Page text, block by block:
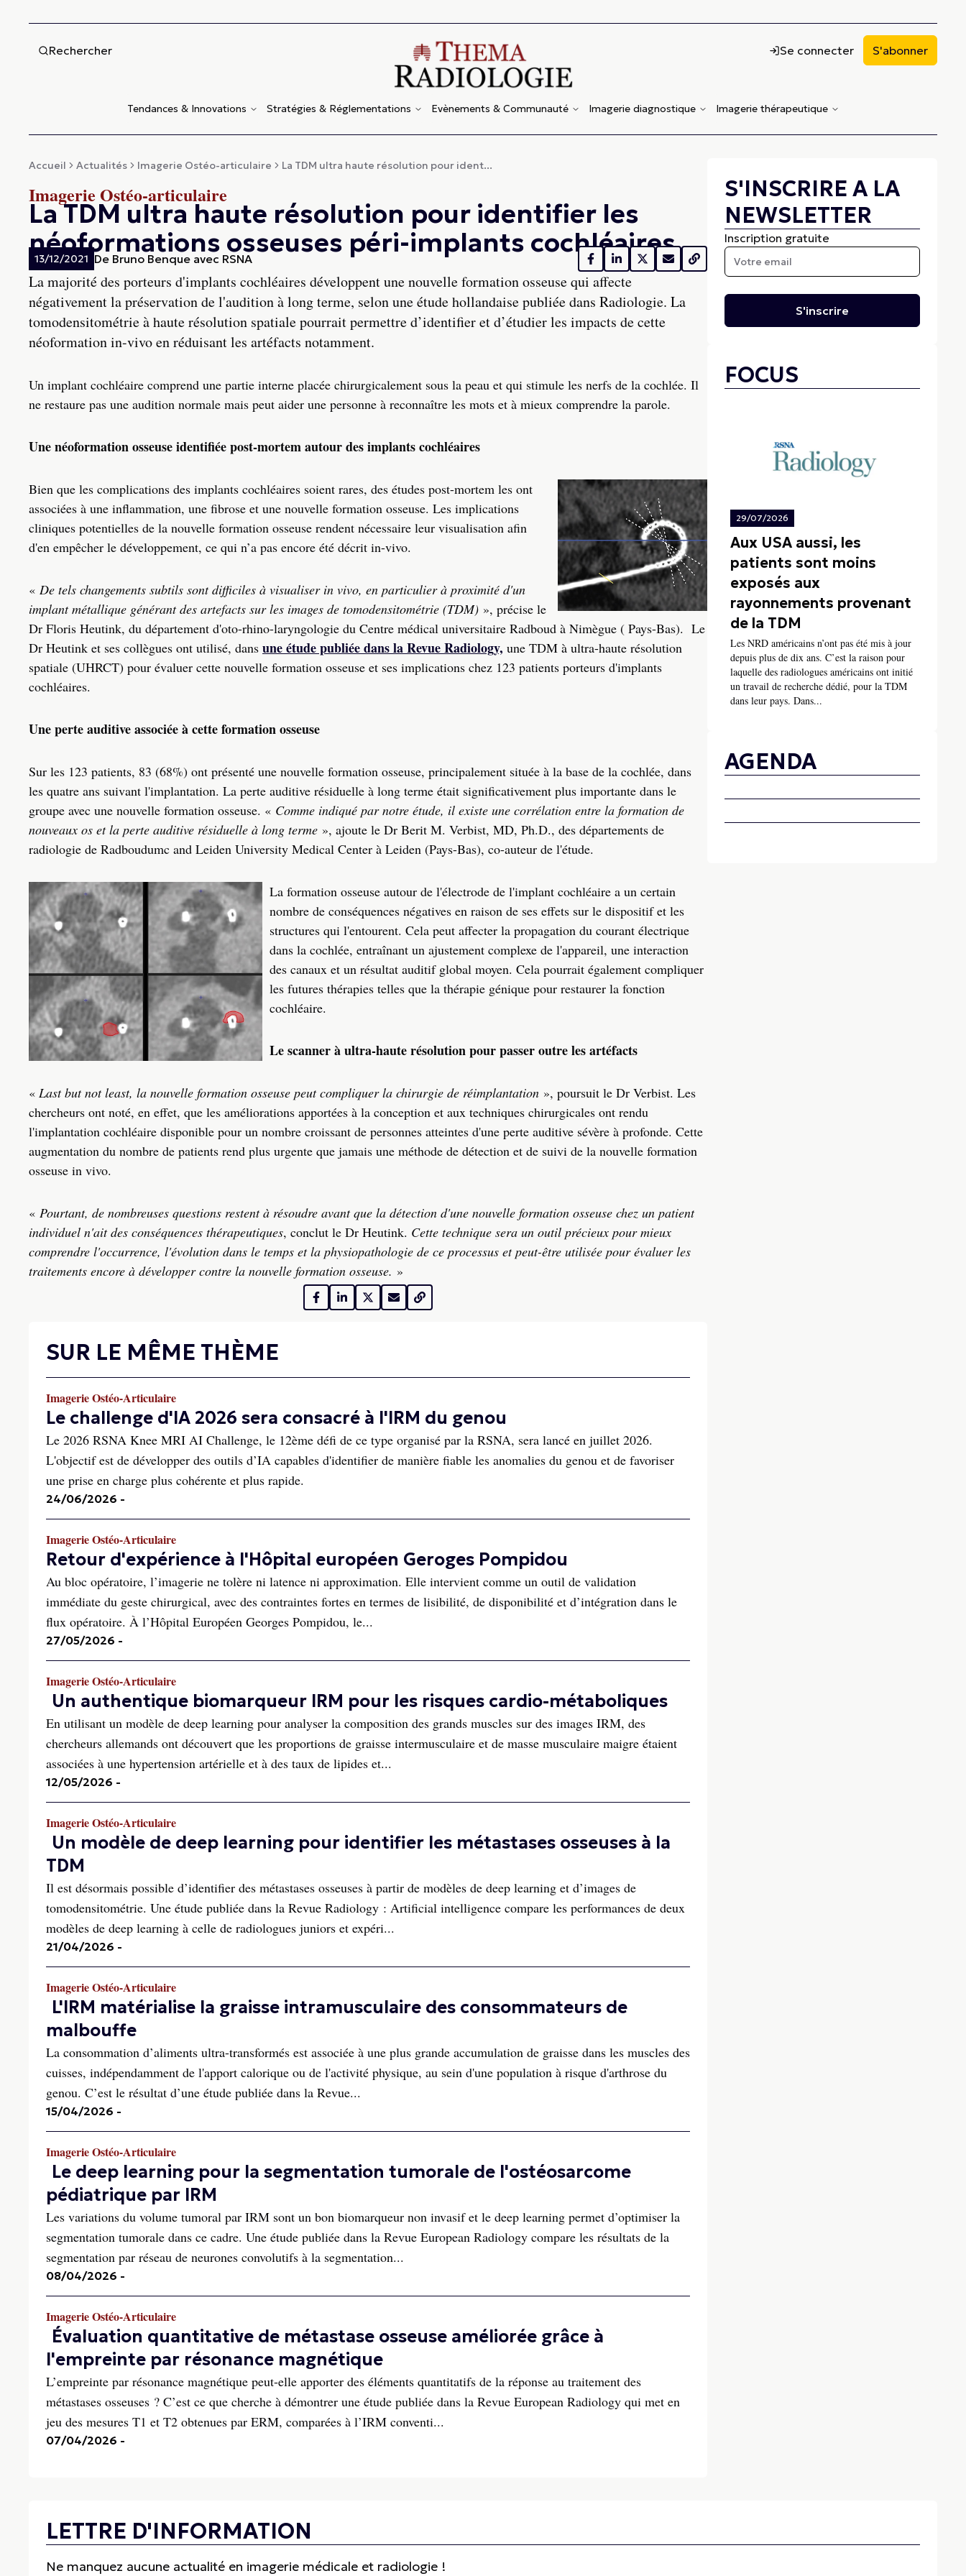
Rechercher Se connecter S'abonner
Tendances & Innovations Stratégies & Réglementations Evènements & Communauté Imagerie diagnostique Imagerie thérapeutique
Accueil Actualités Imagerie Ostéo-articulaire La TDM ultra haute résolution pour ident...
Imagerie Ostéo-articulaire
La TDM ultra haute résolution pour identifier les
néoformations osseuses péri-implants cochléaires
13/12/2021 De Bruno Benque avec RSNA
La majorité des porteurs d'implants cochléaires développent une nouvelle formation osseuse qui affecte
négativement la préservation de l'audition à long terme, selon une étude hollandaise publiée dans Radiologie. La
tomodensitométrie à haute résolution spatiale pourrait permettre d’identifier et d’étudier les impacts de cette
néoformation in-vivo en réduisant les artéfacts notamment.
Un implant cochléaire comprend une partie interne placée chirurgicalement sous la peau et qui stimule les nerfs de la cochlée. Il
ne restaure pas une audition normale mais peut aider une personne à reconnaître les mots et à mieux comprendre la parole.
Une néoformation osseuse identifiée post-mortem autour des implants cochléaires
Bien que les complications des implants cochléaires soient rares, des études post-mortem les ont
associées à une inflammation, une fibrose et une nouvelle formation osseuse. Les implications
cliniques potentielles de la nouvelle formation osseuse rendent nécessaire leur visualisation afin
d'en empêcher le développement, ce qui n’a pas encore été décrit in-vivo.
« De tels changements subtils sont difficiles à visualiser in vivo, en particulier à proximité d'un
implant métallique générant des artefacts sur les images de tomodensitométrie (TDM) », précise le
Dr Floris Heutink, du département d'oto-rhino-laryngologie du Centre médical universitaire Radboud à Nimègue ( Pays-Bas). Le
Dr Heutink et ses collègues ont utilisé, dans une étude publiée dans la Revue Radiology, une TDM à ultra-haute résolution
spatiale (UHRCT) pour évaluer cette nouvelle formation osseuse et ses implications chez 123 patients porteurs d'implants
cochléaires.
Une perte auditive associée à cette formation osseuse
Sur les 123 patients, 83 (68%) ont présenté une nouvelle formation osseuse, principalement située à la base de la cochlée, dans
les quatre ans suivant l'implantation. La perte auditive résiduelle à long terme était significativement plus importante dans le
groupe avec une nouvelle formation osseuse. « Comme indiqué par notre étude, il existe une corrélation entre la formation de
nouveaux os et la perte auditive résiduelle à long terme », ajoute le Dr Berit M. Verbist, MD, Ph.D., des départements de
radiologie de Radboudumc and Leiden University Medical Center à Leiden (Pays-Bas), co-auteur de l'étude.
La formation osseuse autour de l'électrode de l'implant cochléaire a un certain
nombre de conséquences négatives en raison de ses effets sur le dispositif et les
structures qui l'entourent. Cela peut affecter la propagation du courant électrique
dans la cochlée, entraînant un ajustement complexe de l'appareil, une interaction
des canaux et un résultat auditif global moyen. Cela pourrait également compliquer
les futures thérapies telles que la thérapie génique pour restaurer la fonction
cochléaire.
Le scanner à ultra-haute résolution pour passer outre les artéfacts
« Last but not least, la nouvelle formation osseuse peut compliquer la chirurgie de réimplantation », poursuit le Dr Verbist. Les
chercheurs ont noté, en effet, que les améliorations apportées à la conception et aux techniques chirurgicales ont rendu
l'implantation cochléaire disponible pour un nombre croissant de personnes atteintes d'une perte auditive sévère à profonde. Cette
augmentation du nombre de patients rend plus urgente que jamais une méthode de détection et de suivi de la nouvelle formation
osseuse in vivo.
« Pourtant, de nombreuses questions restent à résoudre avant que la détection d'une nouvelle formation osseuse chez un patient
individuel n'ait des conséquences thérapeutiques, conclut le Dr Heutink. Cette technique sera un outil précieux pour mieux
comprendre l'occurrence, l'évolution dans le temps et la physiopathologie de ce processus et peut-être utilisée pour évaluer les
traitements encore à développer contre la nouvelle formation osseuse. »
SUR LE MÊME THÈME
Imagerie Ostéo-Articulaire
Le challenge d'IA 2026 sera consacré à l'IRM du genou
Le 2026 RSNA Knee MRI AI Challenge, le 12ème défi de ce type organisé par la RSNA, sera lancé en juillet 2026.
L'objectif est de développer des outils d’IA capables d'identifier de manière fiable les anomalies du genou et de favoriser
une prise en charge plus cohérente et plus rapide.
24/06/2026 -
Imagerie Ostéo-Articulaire
Retour d'expérience à l'Hôpital européen Geroges Pompidou
Au bloc opératoire, l’imagerie ne tolère ni latence ni approximation. Elle intervient comme un outil de validation
immédiate du geste chirurgical, avec des contraintes fortes en termes de lisibilité, de disponibilité et d’intégration dans le
flux opératoire. À l’Hôpital Européen Georges Pompidou, le...
27/05/2026 -
Imagerie Ostéo-Articulaire
Un authentique biomarqueur IRM pour les risques cardio-métaboliques
En utilisant un modèle de deep learning pour analyser la composition des grands muscles sur des images IRM, des
chercheurs allemands ont découvert que les proportions de graisse intermusculaire et de masse musculaire maigre étaient
associées à une hypertension artérielle et à des taux de lipides et...
12/05/2026 -
Imagerie Ostéo-Articulaire
Un modèle de deep learning pour identifier les métastases osseuses à la
TDM
Il est désormais possible d’identifier des métastases osseuses à partir de modèles de deep learning et d’images de
tomodensitométrie. Une étude publiée dans la Revue Radiology : Artificial intelligence compare les performances de deux
modèles de deep learning à celle de radiologues juniors et expéri...
21/04/2026 -
Imagerie Ostéo-Articulaire
L'IRM matérialise la graisse intramusculaire des consommateurs de
malbouffe
La consommation d’aliments ultra-transformés est associée à une plus grande accumulation de graisse dans les muscles des
cuisses, indépendamment de l'apport calorique ou de l'activité physique, au sein d'une population à risque d'arthrose du
genou. C’est le résultat d’une étude publiée dans la Revue...
15/04/2026 -
Imagerie Ostéo-Articulaire
Le deep learning pour la segmentation tumorale de l'ostéosarcome
pédiatrique par IRM
Les variations du volume tumoral par IRM sont un bon biomarqueur non invasif et le deep learning permet d’optimiser la
segmentation tumorale dans ce cadre. Une étude publiée dans la Revue European Radiology compare les résultats de la
segmentation par réseau de neurones convolutifs à la segmentation...
08/04/2026 -
Imagerie Ostéo-Articulaire
Évaluation quantitative de métastase osseuse améliorée grâce à
l'empreinte par résonance magnétique
L’empreinte par résonance magnétique peut-elle apporter des éléments quantitatifs de la réponse au traitement des
métastases osseuses ? C’est ce que cherche à démontrer une étude publiée dans la Revue European Radiology qui met en
jeu des mesures T1 et T2 obtenues par ERM, comparées à l’IRM conventi...
07/04/2026 -
S'INSCRIRE A LA
NEWSLETTER
Inscription gratuite
S'inscrire
FOCUS
29/07/2026
Aux USA aussi, les
patients sont moins
exposés aux
rayonnements provenant
de la TDM
Les NRD américains n’ont pas été mis à jour
depuis plus de dix ans. C’est la raison pour
laquelle des radiologues américains ont initié
un travail de recherche dédié, pour la TDM
dans leur pays. Dans...
AGENDA
LETTRE D'INFORMATION
Ne manquez aucune actualité en imagerie médicale et radiologie !